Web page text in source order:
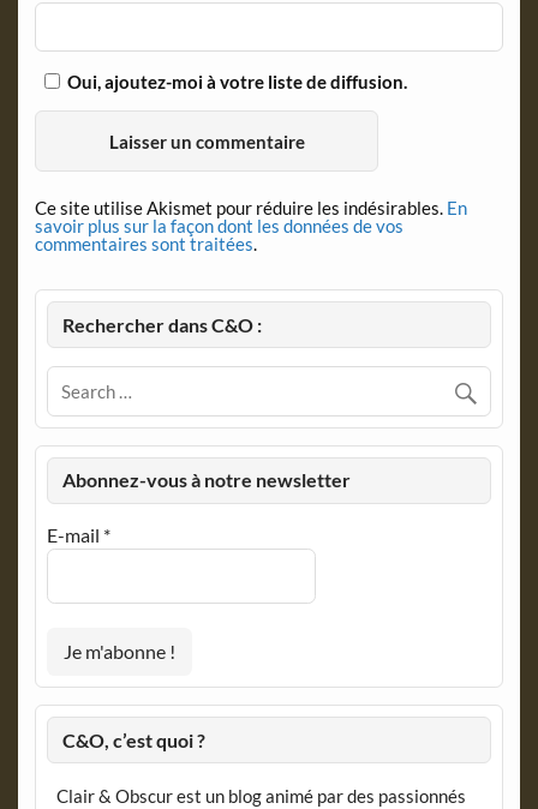
Oui, ajoutez-moi à votre liste de diffusion.
Ce site utilise Akismet pour réduire les indésirables. En
savoir plus sur la façon dont les données de vos
commentaires sont traitées
Rechercher dans C&O :
Abonnez-vous à notre newsletter
E-mail *
C&O, c’est quoi ?
Clair & Obscur est un blog animé par des passionnés